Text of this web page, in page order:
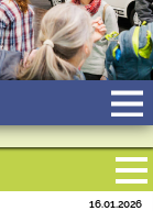
16.01.2026